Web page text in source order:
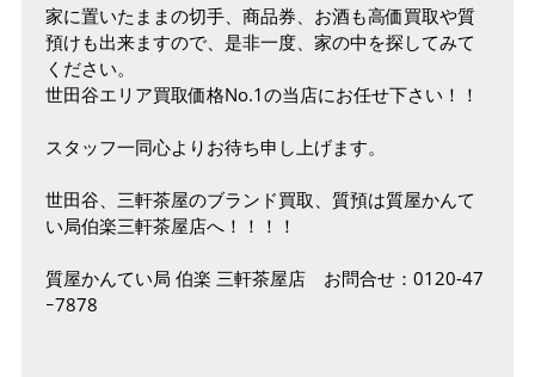
家に置いたままの切手、商品券、お酒も高価買取や質
預けも出来ますので、是非一度、家の中を探してみて
ください。
世田谷エリア買取価格No.1の当店にお任せ下さい！！
スタッフ一同心よりお待ち申し上げます。
世田谷、三軒茶屋のブランド買取、質預は質屋かんて
い局伯楽三軒茶屋店へ！！！！
質屋かんてい局 伯楽 三軒茶屋店 お問合せ：0120-47
ｰ7878